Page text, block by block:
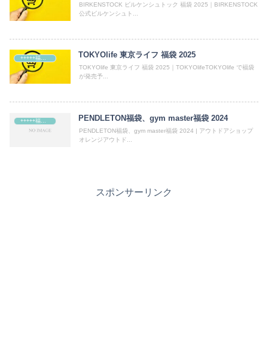
BIRKENSTOCK ビルケンシュトック 福袋 2025｜BIRKENSTOCK
公式ビルケンシュト...
TOKYOlife 東京ライフ 福袋 2025
TOKYOlife 東京ライフ 福袋 2025｜TOKYOlifeTOKYOlife で福袋
が発売予...
+++++福袋++++++ PENDLETON福袋、gym master福袋 2024
PENDLETON福袋、gym master福袋 2024 | アウトドアショップ
オレンジアウトド...
スポンサーリンク